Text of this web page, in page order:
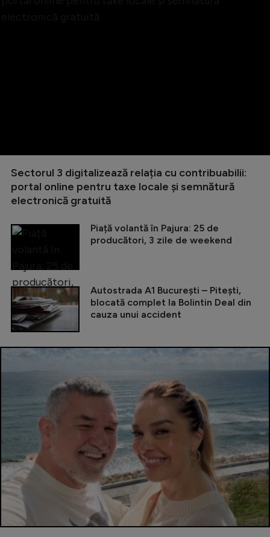
Sectorul 3 digitalizează relația cu contribuabilii:
portal online pentru taxe locale și semnătură
electronică gratuită
Piață volantă în Pajura: 25 de
producători, 3 zile de weekend
Autostrada A1 București – Pitești,
blocată complet la Bolintin Deal din
cauza unui accident